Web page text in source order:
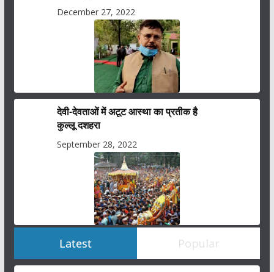
December 27, 2022
देवी-देवताओं में अटूट आस्था का प्रतीक है
कुल्लू दशहरा
September 28, 2022
Latest Popular